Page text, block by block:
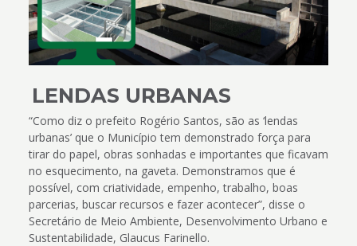
LENDAS URBANAS
“Como diz o prefeito Rogério Santos, são as ‘lendas
urbanas’ que o Município tem demonstrado força para
tirar do papel, obras sonhadas e importantes que ficavam
no esquecimento, na gaveta. Demonstramos que é
possível, com criatividade, empenho, trabalho, boas
parcerias, buscar recursos e fazer acontecer”, disse o
Secretário de Meio Ambiente, Desenvolvimento Urbano e
Sustentabilidade, Glaucus Farinello.